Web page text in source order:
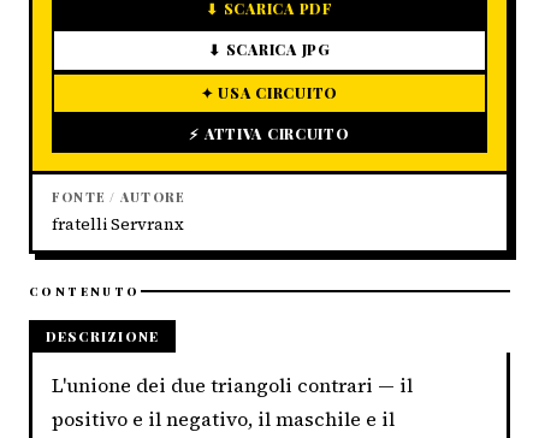
⬇ SCARICA PDF
⬇ SCARICA JPG
✦ USA CIRCUITO
⚡ ATTIVA CIRCUITO
FONTE / AUTORE
fratelli Servranx
CONTENUTO
DESCRIZIONE
L'unione dei due triangoli contrari — il
positivo e il negativo, il maschile e il